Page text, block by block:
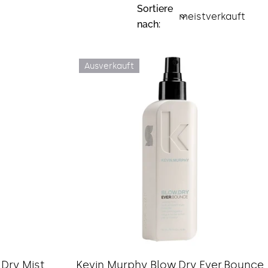
Sortiere
nach:
Mist
Ausverkauft
Typ:
Kevin Murphy Blow.Dry Ever.Bounce